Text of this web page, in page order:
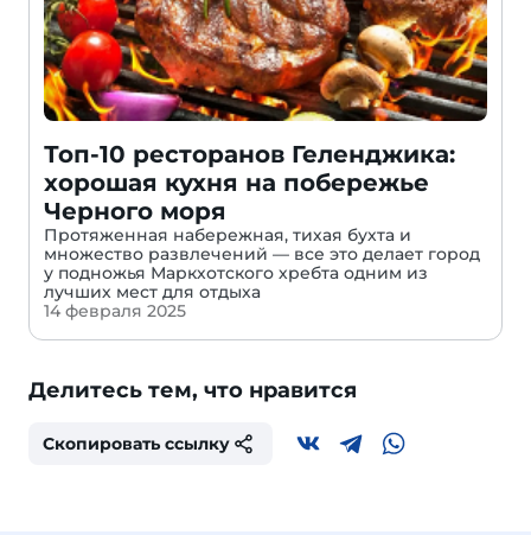
Топ-10 ресторанов Геленджика:
хорошая кухня на побережье
Черного моря
Протяженная набережная, тихая бухта и
множество развлечений — все это делает город
у подножья Маркхотского хребта одним из
лучших мест для отдыха
14 февраля 2025
Делитесь тем, что нравится
Скопировать ссылку